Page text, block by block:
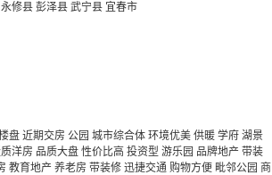
永修县 彭泽县 武宁县 宜春市
盘 近期交房 公园 城市综合体 环境优美 供暖 学府 湖景
洋房 品质大盘 性价比高 投资型 游乐园 品牌地产 带装
教育地产 养老房 带装修 迅捷交通 购物方便 毗邻公园 商